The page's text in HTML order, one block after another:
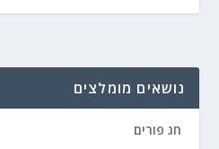
נושאים מומלצים
חג פורים